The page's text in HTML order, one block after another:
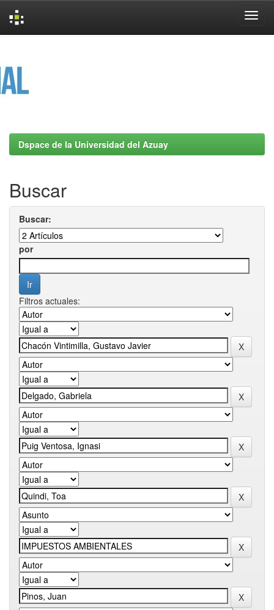
Dspace de la Universidad del Azuay
Buscar
Buscar:
por
Filtros actuales: